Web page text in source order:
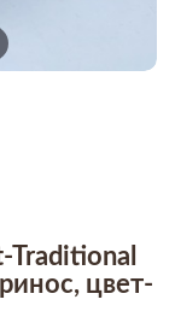
Traditional
цвет-